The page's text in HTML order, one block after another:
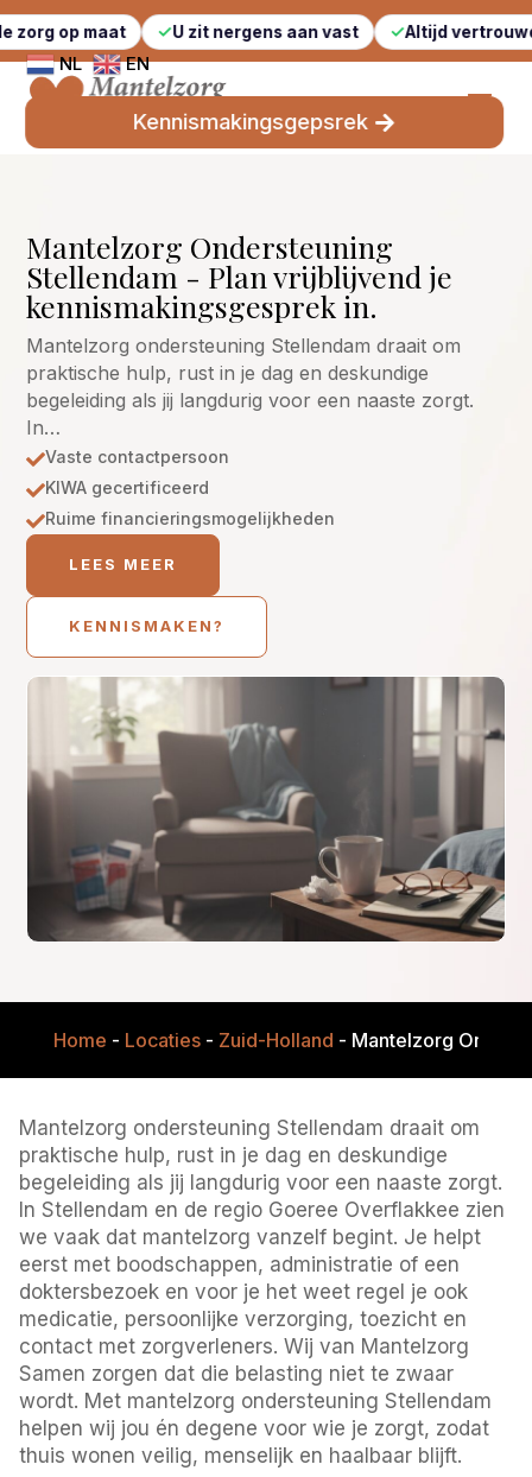
U zit nergens aan vast Altijd vertrouwde
NL EN
Kennismakingsgepsrek
Mantelzorg Ondersteuning
Stellendam - Plan vrijblijvend je
kennismakingsgesprek in.
Mantelzorg ondersteuning Stellendam draait om
praktische hulp, rust in je dag en deskundige
begeleiding als jij langdurig voor een naaste zorgt.
In…
Vaste contactpersoon
KIWA gecertificeerd
Ruime financieringsmogelijkheden
LEES MEER
KENNISMAKEN?
Home - Locaties- Zuid-Holland - Mantelzorg
Mantelzorg ondersteuning Stellendam draait om
praktische hulp, rust in je dag en deskundige
begeleiding als jij langdurig voor een naaste zorgt.
In Stellendam en de regio Goeree Overflakkee zien
we vaak dat mantelzorg vanzelf begint. Je helpt
eerst met boodschappen, administratie of een
doktersbezoek en voor je het weet regel je ook
medicatie, persoonlijke verzorging, toezicht en
contact met zorgverleners. Wij van Mantelzorg
Samen zorgen dat die belasting niet te zwaar
wordt. Met mantelzorg ondersteuning Stellendam
helpen wij jou én degene voor wie je zorgt, zodat
thuis wonen veilig, menselijk en haalbaar blijft.